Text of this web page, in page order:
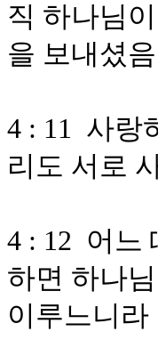
직 하나님
을 보내셨
4 : 11 사랑
리도 서로
4 : 12 어느
하면 하나
이루느니라